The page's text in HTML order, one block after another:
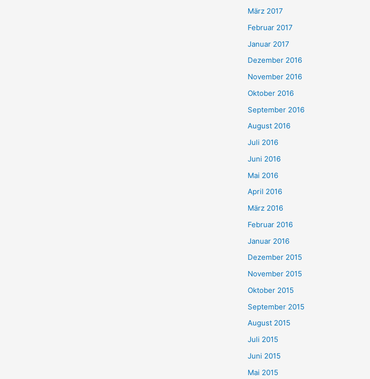
März 2017
Februar 2017
Januar 2017
Dezember 2016
November 2016
Oktober 2016
September 2016
August 2016
Juli 2016
Juni 2016
Mai 2016
April 2016
März 2016
Februar 2016
Januar 2016
Dezember 2015
November 2015
Oktober 2015
September 2015
August 2015
Juli 2015
Juni 2015
Mai 2015